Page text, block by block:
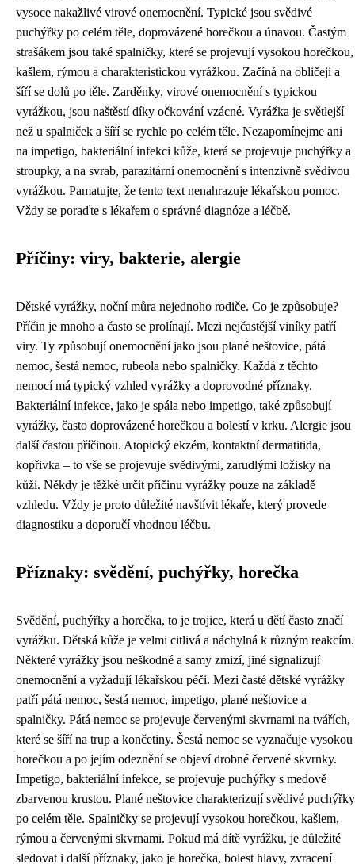
vysoce nakažlivé virové onemocnění. Typické jsou svědivé
puchýřky po celém těle, doprovázené horečkou a únavou. Častým
strašákem jsou také spalničky, které se projevují vysokou horečkou,
kašlem, rýmou a charakteristickou vyrážkou. Začíná na obličeji a
šíří se dolů po těle. Zarděnky, virové onemocnění s typickou
vyrážkou, jsou naštěstí díky očkování vzácné. Vyrážka je světlejší
než u spalniček a šíří se rychle po celém těle. Nezapomínejme ani
na impetigo, bakteriální infekci kůže, která se projevuje puchýřky a
stroupky, a na svrab, parazitární onemocnění s intenzivně svědivou
vyrážkou. Pamatujte, že tento text nenahrazuje lékařskou pomoc.
Vždy se poraďte s lékařem o správné diagnóze a léčbě.
Příčiny: viry, bakterie, alergie
Dětské vyrážky, noční můra nejednoho rodiče. Co je způsobuje?
Příčin je mnoho a často se prolínají. Mezi nejčastější viníky patří
viry. Ty způsobují onemocnění jako jsou plané neštovice, pátá
nemoc, šestá nemoc, rubeola nebo spalničky. Každá z těchto
nemocí má typický vzhled vyrážky a doprovodné příznaky.
Bakteriální infekce, jako je spála nebo impetigo, také způsobují
vyrážky, často doprovázené horečkou a bolestí v krku. Alergie jsou
další častou příčinou. Atopický ekzém, kontaktní dermatitida,
kopřivka – to vše se projevuje svědivými, zarudlými ložisky na
kůži. Někdy je těžké určit příčinu vyrážky pouze na základě
vzhledu. Vždy je proto důležité navštívit lékaře, který provede
diagnostiku a doporučí vhodnou léčbu.
Příznaky: svědění, puchýřky, horečka
Svědění, puchýřky a horečka, to je trojice, která u dětí často značí
vyrážku. Dětská kůže je velmi citlivá a náchylná k různým reakcím.
Některé vyrážky jsou neškodné a samy zmizí, jiné signalizují
onemocnění a vyžadují lékařskou péči. Mezi časté dětské vyrážky
patří pátá nemoc, šestá nemoc, impetigo, plané neštovice a
spalničky. Pátá nemoc se projevuje červenými skvrnami na tvářích,
které se šíří na trup a končetiny. Šestá nemoc se vyznačuje vysokou
horečkou a po jejím odeznění se objeví drobné červené skvrnky.
Impetigo, bakteriální infekce, se projevuje puchýřky s medově
zbarvenou krustou. Plané neštovice charakterizují svědivé puchýřky
po celém těle. Spalničky se projevují vysokou horečkou, kašlem,
rýmou a červenými skvrnami. Pokud má dítě vyrážku, je důležité
sledovat i další příznaky, jako je horečka, bolest hlavy, zvracení